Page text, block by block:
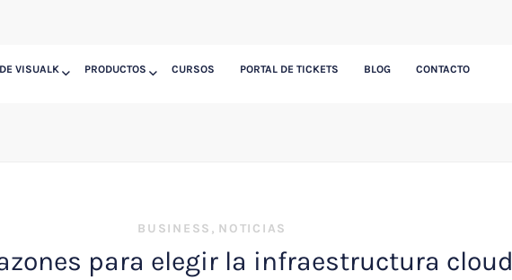
VISUALK PRODUCTOS CURSOS PORTAL DE TICKETS BLOG CONTACTO
BUSINESS , NOTICIAS
para elegir la infraestructura cloud